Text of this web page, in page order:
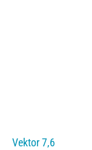
Vektor 7,6